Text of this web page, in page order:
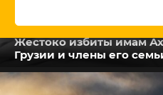
Жестоко избиты имам
Грузии и члены его